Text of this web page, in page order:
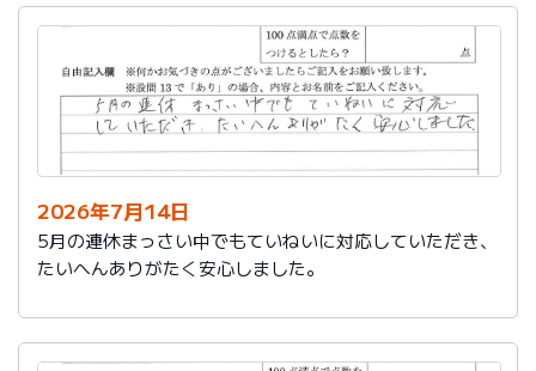
・社員さんは、借りている駐車場の場所をメモしておら
れたのにはびっくりしました。（社員さんはよろしくお
伝え下さい）
今後もよろしくお願いします。
2026年7月14日
5月の連休まっさい中でもていねいに対応していただき、
たいへんありがたく安心しました。